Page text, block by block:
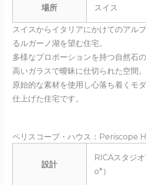
場所 スイス
スイスからイタリアにかけてのアル
るルガーノ湖を望む住宅。
多様なプロポーションを持つ自然石
高いガラスで曖昧に仕切られた空間。
原始的な素材を使用し心落ち着くモ
仕上げた住宅です。
ペリスコープ・ハウス：Periscope
設計
RICAスタジ
o*）